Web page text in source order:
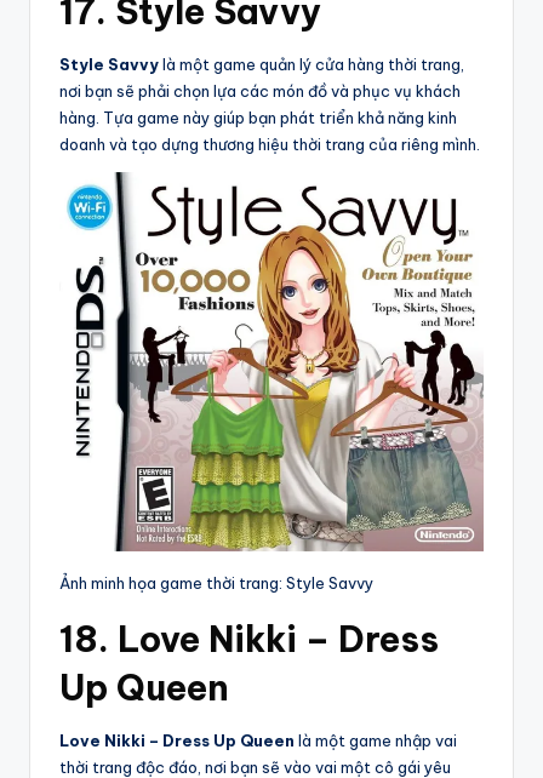
17. Style Savvy
Style Savvylà một game quản lý cửa hàng thời trang,
nơi bạn sẽ phải chọn lựa các món đồ và phục vụ khách
hàng. Tựa game này giúp bạn phát triển khả năng kinh
doanh và tạo dựng thương hiệu thời trang của riêng mình.
Ảnh minh họa game thời trang: Style Savvy
18. Love Nikki – Dress
Up Queen
Love Nikki – Dress Up Queen là một game nhập vai
thời trang độc đáo, nơi bạn sẽ vào vai một cô gái yêu